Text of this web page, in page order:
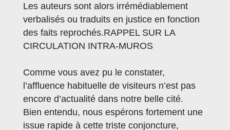
Les auteurs sont alors irrémédiablement
verbalisés ou traduits en justice en fonction
des faits reprochés.RAPPEL SUR LA
CIRCULATION INTRA-MUROS
Comme vous avez pu le constater,
l’affluence habituelle de visiteurs n’est pas
encore d’actualité dans notre belle cité.
Bien entendu, nous espérons fortement une
issue rapide à cette triste conjoncture,